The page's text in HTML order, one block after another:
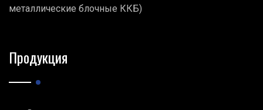
металлические блочные ККБ)
Продукция